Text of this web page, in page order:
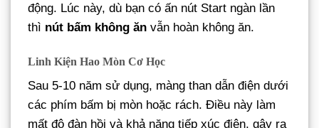
động. Lúc này, dù bạn có ấn nút Start ngàn lần
thì nút bấm không ăn vẫn hoàn không ăn.
Linh Kiện Hao Mòn Cơ Học
Sau 5-10 năm sử dụng, màng than dẫn điện dưới
các phím bấm bị mòn hoặc rách. Điều này làm
mất độ đàn hồi và khả năng tiếp xúc điện, gây ra